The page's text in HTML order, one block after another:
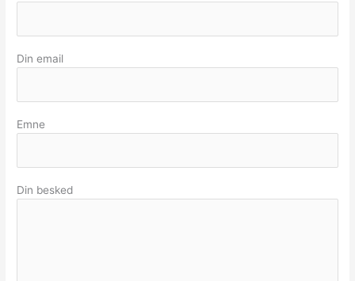
Din email
Emne
Din besked